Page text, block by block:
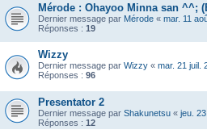
Mérode : Ohayoo Minna san ^^;
Dernier message par Mérode « mar. 11
Réponses : 19
Wizzy
Dernier message par Wizzy « mar. 21 juil.
Réponses : 96
Presentator 2
Dernier message par Shakunetsu « jeu.
Réponses : 12